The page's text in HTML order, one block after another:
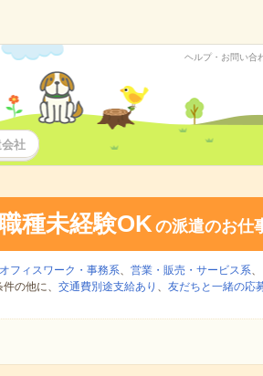
ヘルプ・お問い合
社
種未経験OKの派遣のお仕
オフィスワーク・事務系、 営業・販売・サービス系、
の他に、 交通費別途支給あり 、 友だちと一緒の応